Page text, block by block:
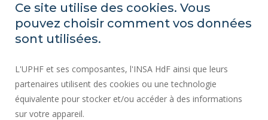
PLAN DU SITE
PLAN DES CAMPUS
MENTIONS LÉGALES
CONTACTS
Ce site utilise des cookies. Vous
pouvez choisir comment vos données
sont utilisées.
L'UPHF et ses composantes, l'INSA HdF ainsi que leurs
partenaires utilisent des cookies ou une technologie
équivalente pour stocker et/ou accéder à des informations
sur votre appareil.